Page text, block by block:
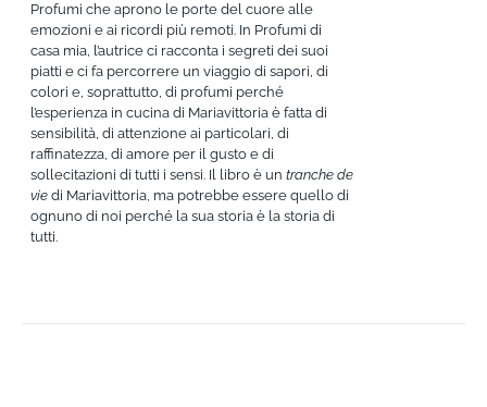
Profumi che aprono le porte del cuore alle
emozioni e ai ricordi più remoti. In Profumi di
casa mia, l’autrice ci racconta i segreti dei suoi
piatti e ci fa percorrere un viaggio di sapori, di
colori e, soprattutto, di profumi perché
l’esperienza in cucina di Mariavittoria è fatta di
sensibilità, di attenzione ai particolari, di
raffinatezza, di amore per il gusto e di
sollecitazioni di tutti i sensi. Il libro è untranche de
viedi Mariavittoria, ma potrebbe essere quello di
ognuno di noi perché la sua storia è la storia di
tutti.